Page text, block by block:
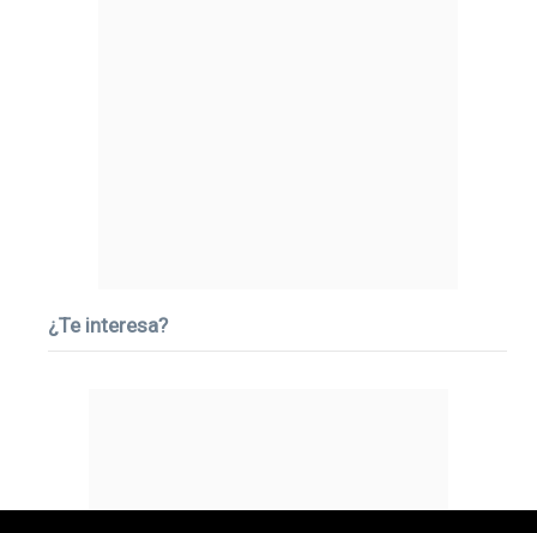
¿Te interesa?